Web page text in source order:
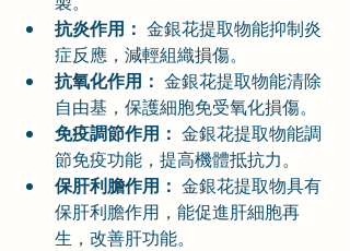
抗炎作用： 金銀花提取物能抑制炎
症反應，減輕組織損傷。
抗氧化作用： 金銀花提取物能清除
自由基，保護細胞免受氧化損傷。
免疫調節作用： 金銀花提取物能調
節免疫功能，提高機體抵抗力。
保肝利膽作用： 金銀花提取物具有
保肝利膽作用，能促進肝細胞再
生，改善肝功能。